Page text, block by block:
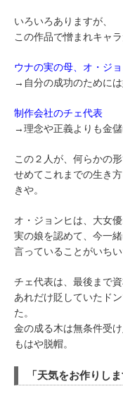
いろいろありますが、
この作品で憎まれキャ
ウナの実の母、オ・ジ
→自分の成功のために
制作会社のチェ代表
→理念や正義よりも金
この２人が、何らかの
せめてこれまでの生き
きや。
オ・ジョンヒは、大女
実の娘を認めて、今一
言っていることがいちい
チェ代表は、最後まで
あれだけ貶していたド
た。
金の成る木は無条件受
もはや脱帽。
「天気をお作りし